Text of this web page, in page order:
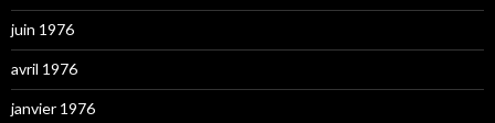
juin 1976
avril 1976
janvier 1976